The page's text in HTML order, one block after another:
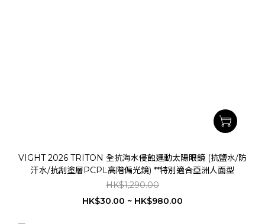
VIGHT 2026 TRITON 全抗海水侵蝕運動太陽眼鏡 (抗鹽水/防
汗水/抗刮塗層PCPL高階偏光鏡) **特別適合亞洲人面型
HK$1,290.00
HK$30.00 ~ HK$980.00